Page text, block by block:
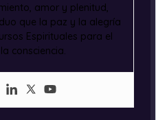
amor y plenitud,
que la paz y la alegría
Espirituales para el
consciencia.